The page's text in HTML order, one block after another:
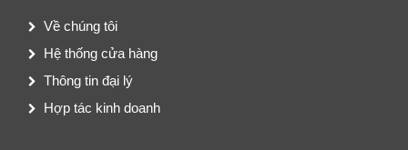
Về chúng tôi
Hệ thống cửa hàng
Thông tin đại lý
Hợp tác kinh doanh